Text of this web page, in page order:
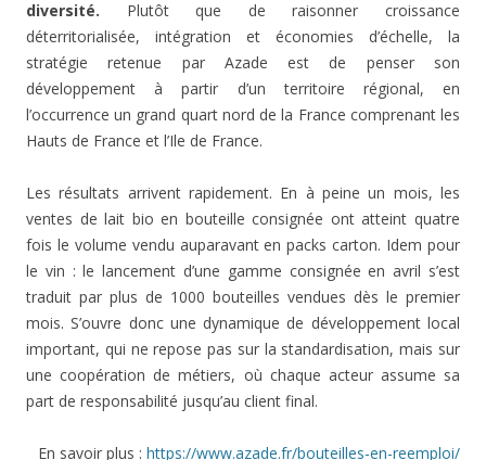
diversité. Plutôt que de raisonner croissance
déterritorialisée, intégration et économies d’échelle, la
stratégie retenue par Azade est de penser son
développement à partir d’un territoire régional, en
l’occurrence un grand quart nord de la France comprenant les
Hauts de France et l’Ile de France.
Les résultats arrivent rapidement. En à peine un mois, les
ventes de lait bio en bouteille consignée ont atteint quatre
fois le volume vendu auparavant en packs carton. Idem pour
le vin : le lancement d’une gamme consignée en avril s’est
traduit par plus de 1000 bouteilles vendues dès le premier
mois. S’ouvre donc une dynamique de développement local
important, qui ne repose pas sur la standardisation, mais sur
une coopération de métiers, où chaque acteur assume sa
part de responsabilité jusqu’au client final.
En savoir plus : https://www.azade.fr/bouteilles-en-reemploi/